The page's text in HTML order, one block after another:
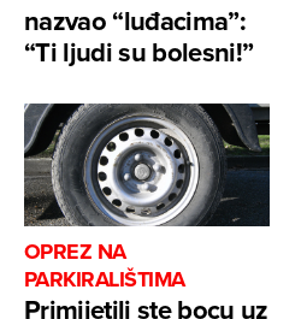
nazvao “luđacima”:
“Ti ljudi su bolesni!”
OPREZ NA
PARKIRALIŠTIMA
Primijetili ste bocu uz